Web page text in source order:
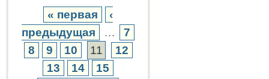
« первая
‹
предыдущая
…
7
8
9 10 11
12
13
14
15